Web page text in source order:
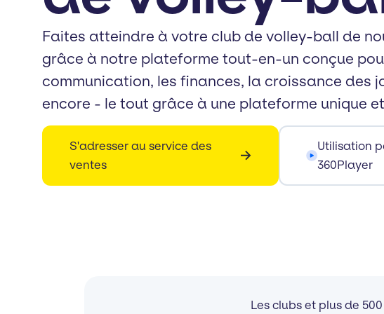
Faites atteindre à votre club de volley-ball de
grâce à notre plateforme tout-en-un conçue
communication, les finances, la croissance des
encore - le tout grâce à une plateforme unique
S'adresser au service des
ventes
Utilisation
360Player
Les clubs et plus de